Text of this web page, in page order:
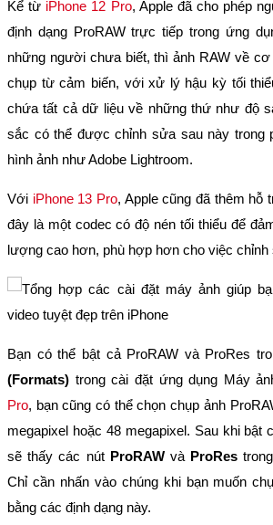
Kể từ iPhone 12 Pro, Apple đã cho phép
định dạng ProRAW trực tiếp trong ứng
những người chưa biết, thì ảnh RAW về
chụp từ cảm biến, với xử lý hậu kỳ tối
chứa tất cả dữ liệu về những thứ như độ
sắc có thể được chỉnh sửa sau này trong
hình ảnh như Adobe Lightroom.
Với iPhone 13 Pro, Apple cũng đã thêm hỗ
đây là một codec có độ nén tối thiểu để
lượng cao hơn, phù hợp hơn cho việc chỉnh
Bạn có thể bật cả ProRAW và ProRes
(Formats) trong cài đặt ứng dụng Máy
Pro, bạn cũng có thể chọn chụp ảnh
megapixel hoặc 48 megapixel. Sau khi bật
sẽ thấy các nút ProRAWvà ProRes
Chỉ cần nhấn vào chúng khi bạn muốn
bằng các định dạng này.